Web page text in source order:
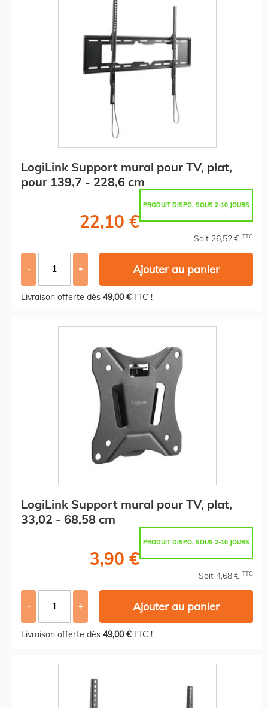
LogiLink Support mural pour TV, plat,
pour 139,7 - 228,6 cm
PRODUIT DISPO. SOUS 2-10 JOURS
22,10 €
Soit 26,52 € TTC
- + Ajouter au panier
Livraison offerte dès 49,00 €TTC !
LogiLink Support mural pour TV, plat,
33,02 - 68,58 cm
PRODUIT DISPO. SOUS 2-10 JOURS
3,90 €
Soit 4,68 € TTC
- + Ajouter au panier
Livraison offerte dès 49,00 €TTC !